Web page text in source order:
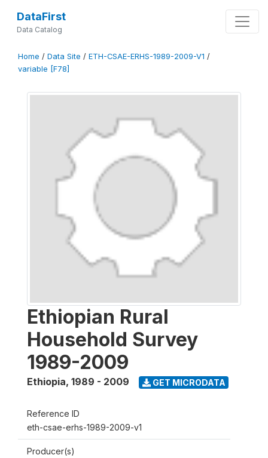
DataFirst
Data Catalog
Home / Data Site / ETH-CSAE-ERHS-1989-2009-V1 /
variable [F78]
Ethiopian Rural
Household Survey
1989-2009
Ethiopia, 1989 - 2009 GET MICRODATA
Reference ID
eth-csae-erhs-1989-2009-v1
Producer(s)